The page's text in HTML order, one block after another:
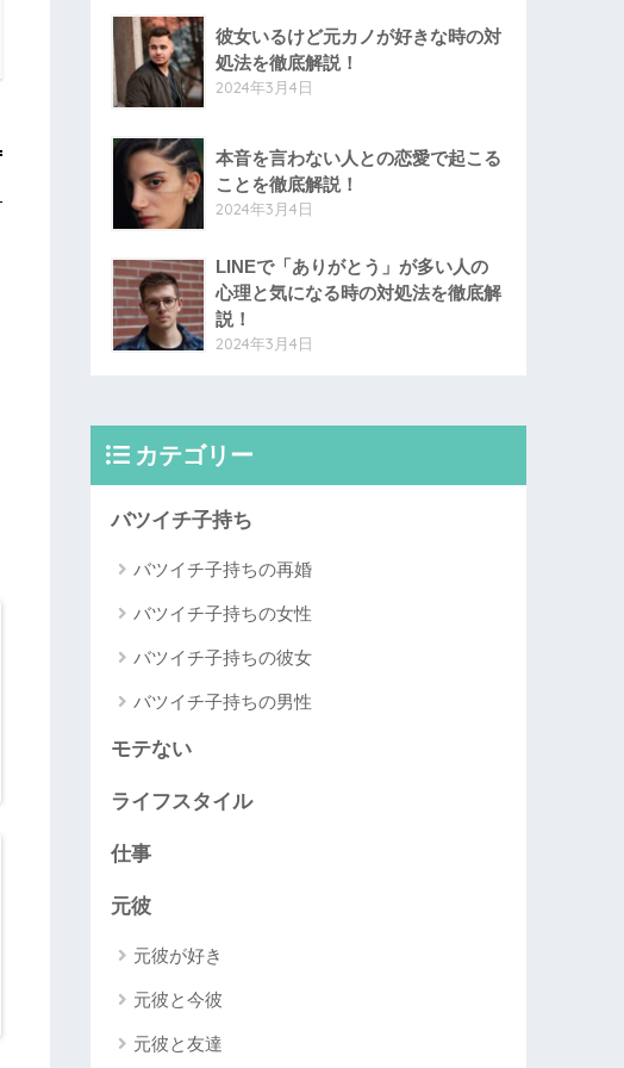
彼女いるけど元カノが好きな時の対
処法を徹底解説！
2024年3月4日
本音を言わない人との恋愛で起こる
ことを徹底解説！
2024年3月4日
LINEで「ありがとう」が多い人の
心理と気になる時の対処法を徹底解
説！
2024年3月4日
カテゴリー
バツイチ子持ち
バツイチ子持ちの再婚
バツイチ子持ちの女性
バツイチ子持ちの彼女
バツイチ子持ちの男性
モテない
ライフスタイル
仕事
元彼
元彼が好き
元彼と今彼
元彼と友達